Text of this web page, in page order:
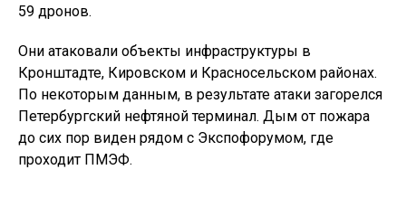
59 дронов.
Они атаковали объекты инфраструктуры в
Кронштадте, Кировском и Красносельском районах.
По некоторым данным, в результате атаки загорелся
Петербургский нефтяной терминал. Дым от пожара
до сих пор виден рядом с Экспофорумом, где
проходит ПМЭФ.